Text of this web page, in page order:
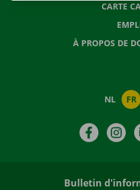
CARTE
À PROPOS DE
NL FR
Facebook
Bulletin